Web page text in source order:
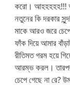
করো। আহহহহহ!!!
নতুনের কি দরকার
মাকে আরও জরে
ফাঁক দিয়ে আমার
রীতিমত গরম হয়ে
আরম্ভ করল।
চেপে গেছে না